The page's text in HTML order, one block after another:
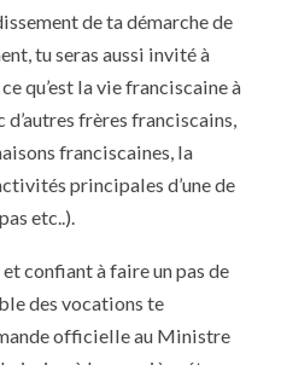
de ta démarche de
tu seras aussi invité à
qu’est la vie franciscaine à
frères franciscains,
franciscaines, la
principales d’une de
etc..).
confiant à faire un pas de
des vocations te
officielle au Ministre